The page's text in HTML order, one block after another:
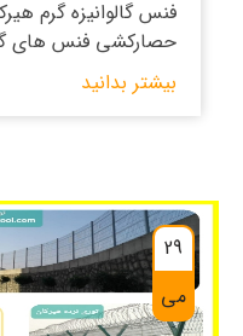
فنس گالوانیزه گرم
حصارکشی فنس های
بیشتر بدانید
29
می